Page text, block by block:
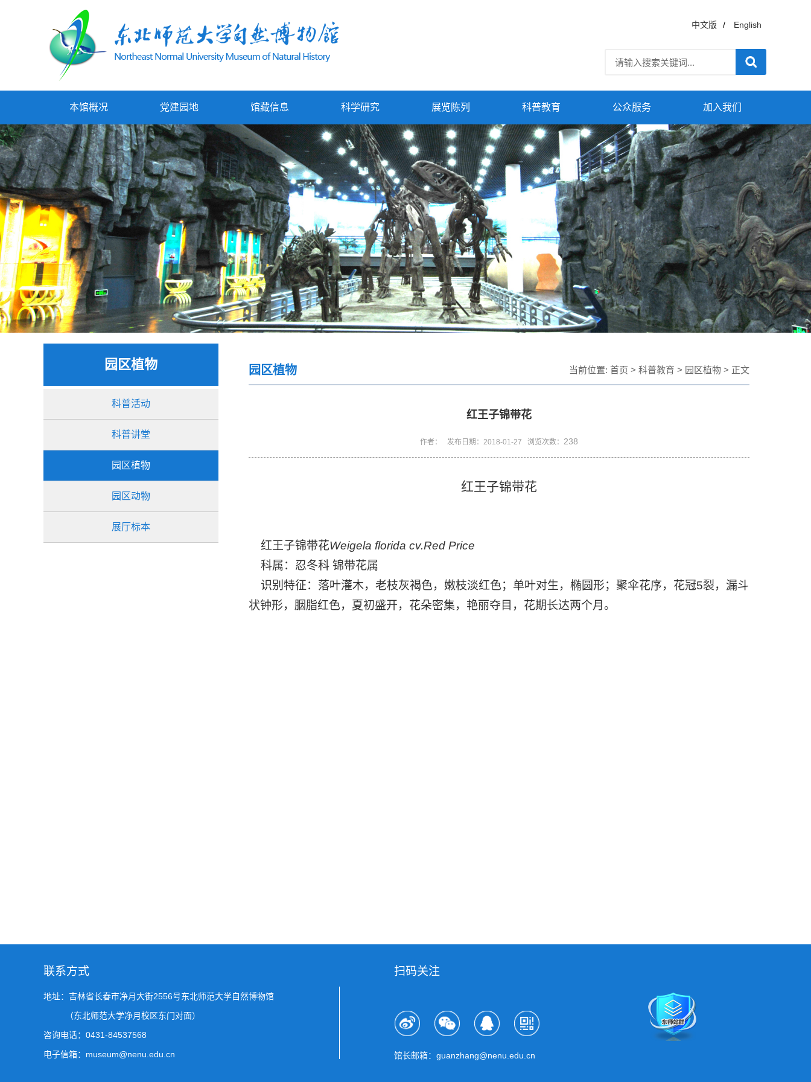
中文版 / English
本馆概况 党建园地 馆藏信息 科学研究 展览陈列 科普教育 公众服务 加入我们
园区植物
科普活动
科普讲堂
园区植物
园区动物
展厅标本
园区植物 当前位置: 首页 > 科普教育 > 园区植物 > 正文
红王子锦带花
作者： 发布日期：2018-01-27 浏览次数： 238
红王子锦带花
红王子锦带花Weigela florida cv.Red Price
科属：忍冬科 锦带花属
识别特征：落叶灌木，老枝灰褐色，嫩枝淡红色；单叶对生，椭圆形；聚伞花序，花冠5裂，漏斗
状钟形，胭脂红色，夏初盛开，花朵密集，艳丽夺目，花期长达两个月。
联系方式
地址：吉林省长春市净月大街2556号东北师范大学自然博物馆
（东北师范大学净月校区东门对面）
咨询电话：0431-84537568
电子信箱：museum@nenu.edu.cn
扫码关注
馆长邮箱：guanzhang@nenu.edu.cn